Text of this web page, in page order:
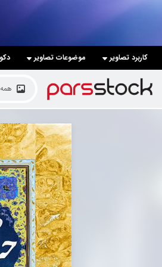
کاربرد تصاویر موضوعات تصاویر
لیست قیمت ها
کاربرد تصاویر
موضوعات تصاویر
هنرمندان ایرانی
کسب درآمد از فروش تصاویر
021 28428845
بلاگ پارس استاک